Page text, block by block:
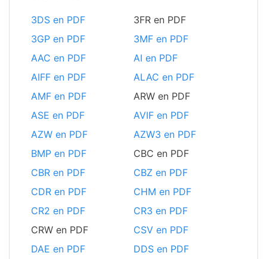
3DS en PDF
3FR en PDF
3GP en PDF
3MF en PDF
AAC en PDF
AI en PDF
AIFF en PDF
ALAC en PDF
AMF en PDF
ARW en PDF
ASE en PDF
AVIF en PDF
AZW en PDF
AZW3 en PDF
BMP en PDF
CBC en PDF
CBR en PDF
CBZ en PDF
CDR en PDF
CHM en PDF
CR2 en PDF
CR3 en PDF
CRW en PDF
CSV en PDF
DAE en PDF
DDS en PDF